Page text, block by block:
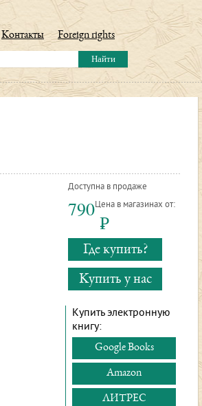
Контакты Foreign rights
Доступна в продаже
Цена в магазинах от:
790
Р
Где купить?
Купить у нас
Купить электронную
книгу:
Google Books
Amazon
ЛИТРЕС